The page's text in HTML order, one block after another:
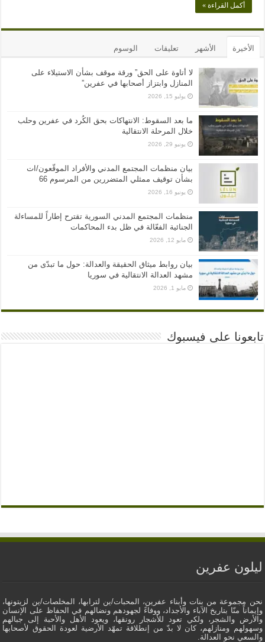
أكمل القراءة »
الأخيرة الأشهر تعليقات الوسوم
لا أتاوة على الحق” ورقة موقف بشأن الاستيلاء على
المنازل وابتزاز أصحابها في عفرين”
يوليو 15, 2026
ما بعد السقوط: الانتهاكات بحق الكُرد في عفرين وحلب
خلال المرحلة الانتقالية
يونيو 29, 2026
بيان منظمات المجتمع المدني والأفراد الموقّعون/ات
بشأن توقيف ممثلي المتضررين من المرسوم 66
يونيو 16, 2026
منظمات المجتمع المدني السورية تقترح إطاراً للمساءلة
الجنائية الفعّالة في ظل بدء المحاكمات
مايو 12, 2026
بيان روابط ميثاق الحقيقة والعدالة: حول ما تبدّى من
مشهد العدالة الانتقالية في سوريا
مايو 1, 2026
تابعونا على فيسبوك
ليلون عفرين
نحن مجموعة من بنات وأبناء عفرين، المحبات/ين لترابها، المخلصات/ين لزيتونها،
وإيماناً منّا بتاريخ الآباء والأجداد، ووفاءً لجهودهم ونضالهم في الحفاظ على الإنسان
والأرض والشجر، ولكي تعود للأشجار رونقها، ويعود الأهل والأحبة إلى جبالهم
وسهولهم ومنازلهم، كان لا بدّ من إنطلاقة تمهّد الأرضية لعودة الحقوق لأصحابها
والسعي نحو العدالة.